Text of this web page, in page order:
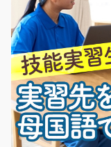
長期（3ヶ月
時給1,200円
福岡県那珂川
高時給！倉庫内